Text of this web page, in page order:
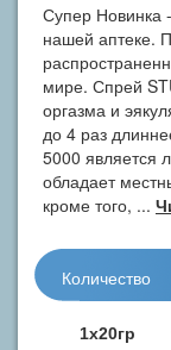
Супер Новинка
нашей аптеке.
мире. Спрей
оргазма и
до 4 раз
5000 является
обладает
кроме того, ...
Количество
1x20гр